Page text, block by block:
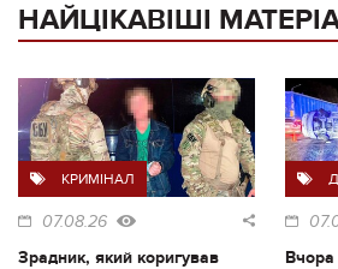
НАЙЦІКАВІШІ
КРИМІНАЛ
07.08.26
Зрадник, який коригував
Вчора